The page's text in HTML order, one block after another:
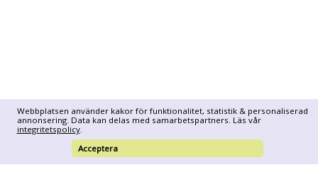
Webbplatsen använder kakor för funktionalitet, statistik & personaliserad
annonsering. Data kan delas med samarbetspartners. Läs vår
integritetspolicy.
Acceptera